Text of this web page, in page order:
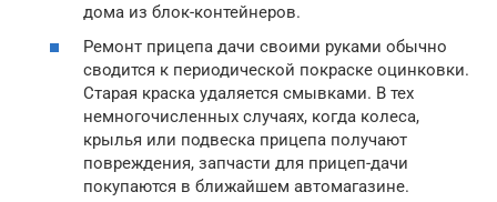
дома из блок-контейнеров.
Ремонт прицепа дачи своими руками обычно
сводится к периодической покраске оцинковки.
Старая краска удаляется смывками. В тех
немногочисленных случаях, когда колеса,
крылья или подвеска прицепа получают
повреждения, запчасти для прицеп-дачи
покупаются в ближайшем автомагазине.